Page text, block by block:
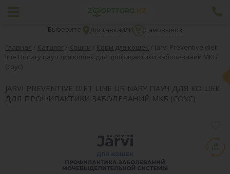
Выберите: Доставкаили
Самовывоз
Главная / Каталог / Кошки / Корм для кошек / Jarvi Preventive diet
line Urinary пауч для кошек для профилактики заболеваний МКБ
(соус)
JARVI PREVENTIVE DIET LINE URINARY ПАУЧ ДЛЯ КОШЕК
ДЛЯ ПРОФИЛАКТИКИ ЗАБОЛЕВАНИЙ МКБ (СОУС)